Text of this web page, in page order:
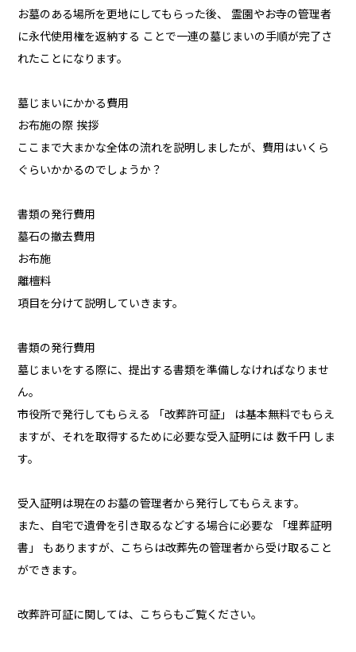
お墓のある場所を更地にしてもらった後、 霊園やお寺の管理者
に永代使用権を返納する ことで一連の墓じまいの手順が完了さ
れたことになります。
墓じまいにかかる費用
お布施の際 挨拶
ここまで大まかな全体の流れを説明しましたが、費用はいくら
ぐらいかかるのでしょうか？
書類の発行費用
墓石の撤去費用
お布施
離檀料
項目を分けて説明していきます。
書類の発行費用
墓じまいをする際に、提出する書類を準備しなければなりませ
ん。
市役所で発行してもらえる 「改葬許可証」 は基本無料でもらえ
ますが、それを取得するために必要な受入証明には 数千円 しま
す。
受入証明は現在のお墓の管理者から発行してもらえます。
また、自宅で遺骨を引き取るなどする場合に必要な 「埋葬証明
書」 もありますが、こちらは改葬先の管理者から受け取ること
ができます。
改葬許可証に関しては、こちらもご覧ください。